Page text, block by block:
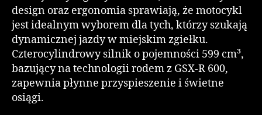
design oraz ergonomia sprawiają, że motocykl
jest idealnym wyborem dla tych, którzy szukają
dynamicznej jazdy w miejskim zgiełku.
Czterocylindrowy silnik o pojemności 599 cm³,
bazujący na technologii rodem z GSX-R 600,
zapewnia płynne przyspieszenie i świetne
osiągi.